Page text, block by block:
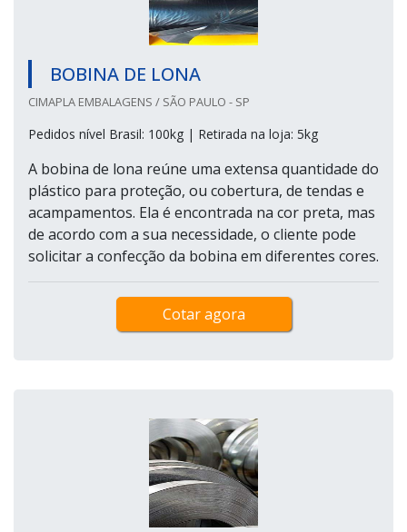
BOBINA DE LONA
CIMAPLA EMBALAGENS / SÃO PAULO - SP
Pedidos nível Brasil: 100kg | Retirada na loja: 5kg
A bobina de lona reúne uma extensa quantidade do
plástico para proteção, ou cobertura, de tendas e
acampamentos. Ela é encontrada na cor preta, mas
de acordo com a sua necessidade, o cliente pode
solicitar a confecção da bobina em diferentes cores.
Cotar agora